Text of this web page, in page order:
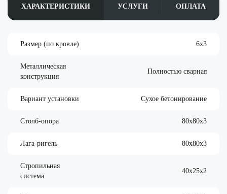
ХАРАКТЕРИСТИКИ УСЛУГИ ОПЛАТА
Размер (по кровле) 6х3
Металлическая
конструкция
Полностью сварная
Вариант установки Сухое бетонирование
Столб-опора 80х80х3
Лага-ригель 80х80х3
Стропильная
система
40х25х2